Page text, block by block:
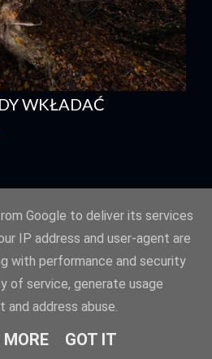
WKŁADAĆ
STARSZE POSTY
przez usługę Blogger
Google to deliver its services
IP address and user-agent are
with performance and security
of service, generate usage
address abuse.
GOT IT